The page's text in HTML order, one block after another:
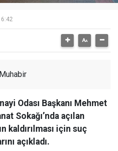
Muhabir
Odası Başkanı Mehmet
Sokağı’nda açılan
kaldırılması için suç
açıkladı.